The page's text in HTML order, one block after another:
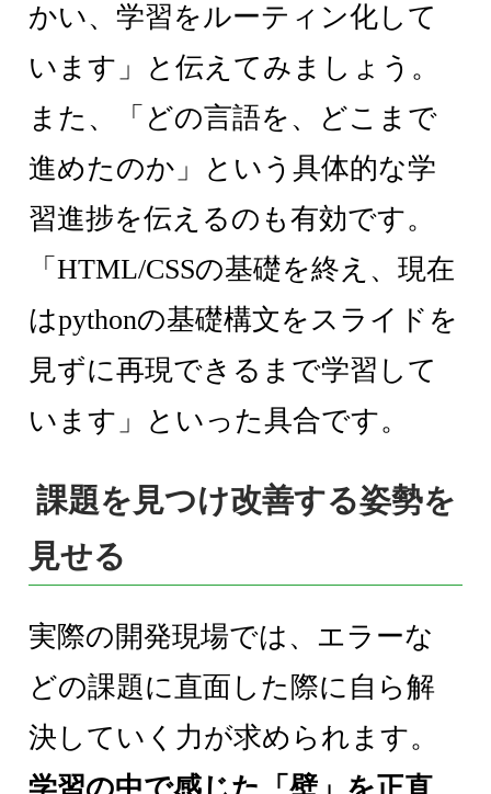
かい、学習をルーティン化して
います」と伝えてみましょう。
また、「どの言語を、どこまで
進めたのか」という具体的な学
習進捗を伝えるのも有効です。
「HTML/CSSの基礎を終え、現在
はpythonの基礎構文をスライドを
見ずに再現できるまで学習して
います」といった具合です。
課題を見つけ改善する姿勢を
見せる
実際の開発現場では、エラーな
どの課題に直面した際に自ら解
決していく力が求められます。